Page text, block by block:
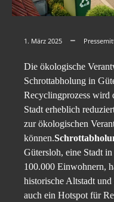
1. März 2025
Die ökologische
Schrottabholung in
Recyclingprozess wird
Stadt erheblich
zur ökologischen
können.
Gütersloh, eine Stadt
100.000 Einwohnern,
historische Altstadt
auch ein Hotspot für